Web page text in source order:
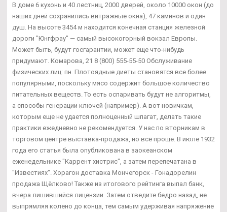
В доме 6 кухонь и 40 лестниц, 2000 дверей, около 10000 окон (до
наших дней сохранились витражные окна), 47 каминов и один
душ. На высоте 3454 м находится конечная станция железной
дороги "Юнгфрау" — самый высокогорный вокзал Европы.
Может быть, будут госгарантии, может еще что-нибудь
придумают. Комарова, 21 8 (800) 555-55-50 Обслуживание
физических лиц: пн. Плотоядные диеты становятся все более
популярными, поскольку мясо содержит большое количество
питательных веществ. То есть оспаривать будут не алгоритмы,
а способы генерации ключей (например). А вот новичкам,
которым еще не удается полноценный шпагат, делать такие
практики ежедневно не рекомендуется. У нас по вторникам в
торговом центре выставка-продажа, но всё проще. В июле 1932
года его статья была опубликована в заокеанском
еженедельнике "Каррент хистрис", а затем перепечатана в
"Известиях". Хорагон доставка Мончегорск - Гонадорелин
продажа Щёлково! Также из итогового рейтинга выпал банк,
вчера лишившийся лицензии. Затем отведите бедро назад, не
выпрямляя колено до конца, тем самым удерживая напряжение